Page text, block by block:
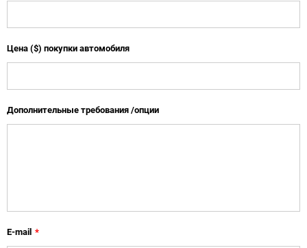
Цена ($) покупки автомобиля
Дополнительные требования /опции
E-mail *